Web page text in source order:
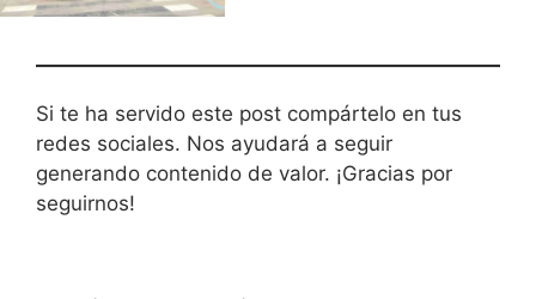
Si te ha servido este post compártelo en tus
redes sociales. Nos ayudará a seguir
generando contenido de valor. ¡Gracias por
seguirnos!